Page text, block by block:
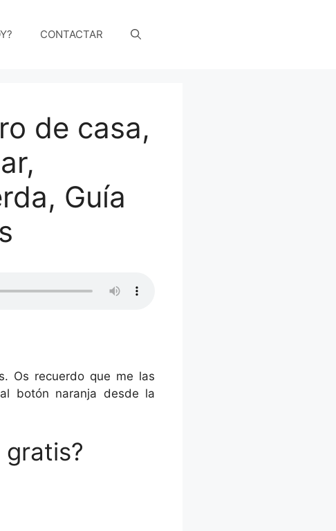
CONTACTAR
de casa,
Guía
Os recuerdo que me las
botón naranja desde la
gratis?